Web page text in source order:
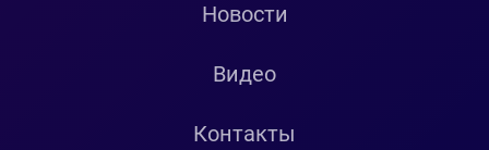
Новости
Видео
Контакты